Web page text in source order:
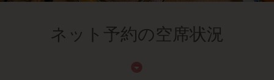
ネット予約の空席状況